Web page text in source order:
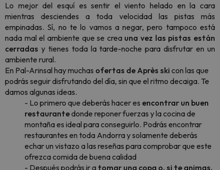
Lo mejor del esquí es sentir el viento helado en la cara
mientras desciendes a toda velocidad las pistas más
empinadas. Sí, no te lo vamos a negar, pero tampoco está
nada mal el ambiente que se creauna vez las pistas están
cerradas y tienes toda la tarde-noche para disfrutar en un
ambiente rural.
En Pal-Arinsal hay muchas ofertas de Après ski con las que
podrás seguir disfrutando del día, sin que el ritmo decaiga. Te
damos algunas ideas.
- Lo primero que deberás hacer es encontrar un buen
restaurantedonde reponer fuerzas y la cocina de
montaña es ideal para conseguirlo. Podrás encontrar
restaurantes en toda Andorra y solamente deberás
echar un vistazo a las reseñas para comprobar que este
ofrezca comida de buena calidad
- Después podrás ir a tomar una copa o, si te animas,